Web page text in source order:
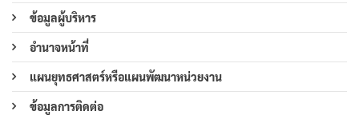
ข้อมูลผู้บริหาร
อำนาจหน้าที่
แผนยุทธศาสตร์หรือแผนพัฒนาหน่วยงาน
ข้อมูลการติดต่อ